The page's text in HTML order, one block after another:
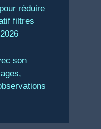
réduire
filtres
son